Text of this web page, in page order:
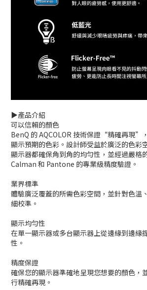
▶️產品介紹
可以信賴的顏色
BenQ 的 AQCOLOR 技術保證“精確再現”
顯示預期的色彩。設計師受益於廣泛的色彩
顯示器都確保角到角的均勻性，並經過嚴格
Calman 和 Pantone 的專業級精度驗證。
業界標準
體驗廣泛覆蓋的所需色彩空間，並針對色溫
細校準。
顯示均勻性
在單一顯示器或多台顯示器上從邊緣到邊緣
性。
精度保證
確保您的顯示器準確地呈現您想要的顏色，
行精確再現。